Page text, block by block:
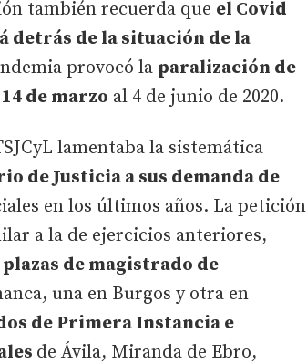
también recuerda que el Covid
detrás de la situación de la
provocó la paralización de
de marzo al 4 de junio de 2020.
lamentaba la sistemática
de Justicia a sus demanda de
en los últimos años. La petición
a la de ejercicios anteriores,
de magistrado de
una en Burgos y otra en
de Primera Instancia e
de Ávila, Miranda de Ebro,